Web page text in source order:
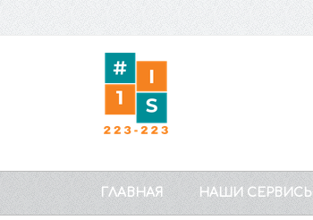
ГЛАВНАЯ НАШИ СЕРВИСЫ